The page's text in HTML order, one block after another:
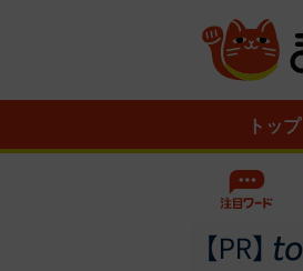
トップ